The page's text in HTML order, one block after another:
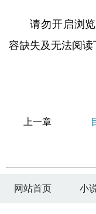
请勿开启浏
容缺失及无法阅读
上一章
网站首页 小